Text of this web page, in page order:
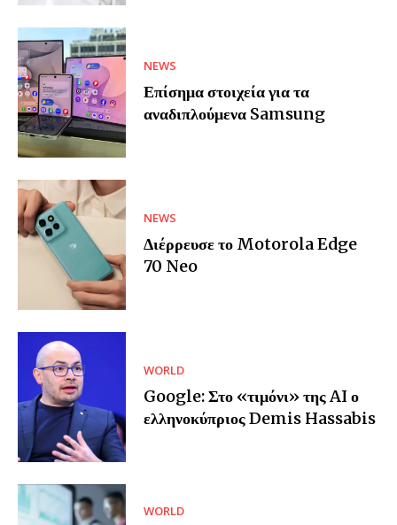
NEWS
Επίσημα στοιχεία για τα
αναδιπλούμενα Samsung
NEWS
Διέρρευσε το Motorola Edge
70 Neo
WORLD
Google: Στο «τιμόνι» της AI ο
ελληνοκύπριος Demis Hassabis
WORLD